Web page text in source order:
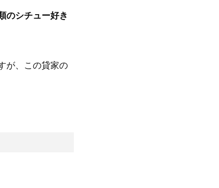
のシチュー好き
が、この貸家の